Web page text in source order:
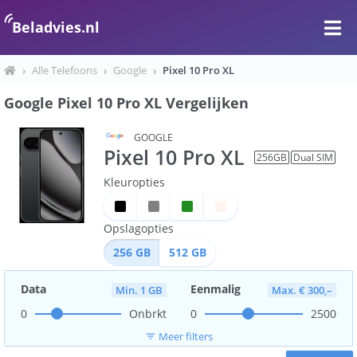
Beladvies.nl
› Alle Telefoons › Google › Pixel 10 Pro XL
Google Pixel 10 Pro XL Vergelijken
GOOGLE
Pixel 10 Pro XL 256GB Dual SIM
Kleuropties
Opslagopties
256 GB 512 GB
Data Min. 1 GB
0 Onbrkt
Eenmalig Max. € 300,–
0 2500
filter_list Meer filters